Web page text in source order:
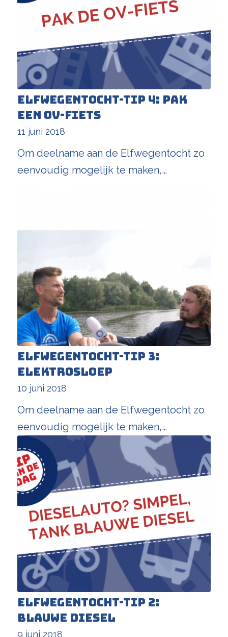
Elfwegentocht-tip 4: pak
een OV-fiets
11 juni 2018
Om deelname aan de Elfwegentocht zo
eenvoudig mogelijk te maken,…
Elfwegentocht-tip 3:
elektrosloep
10 juni 2018
Om deelname aan de Elfwegentocht zo
eenvoudig mogelijk te maken,…
Elfwegentocht-tip 2:
blauwe diesel
9 juni 2018